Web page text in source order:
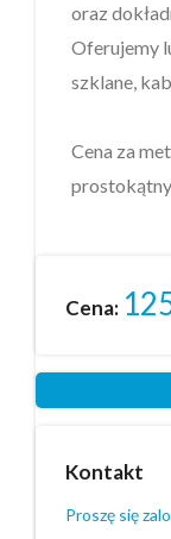
oraz
Oferujemy
szklane,
Cena za
Cena:
Kontakt
Proszę się